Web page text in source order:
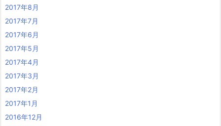
2017年8月
2017年7月
2017年6月
2017年5月
2017年4月
2017年3月
2017年2月
2017年1月
2016年12月